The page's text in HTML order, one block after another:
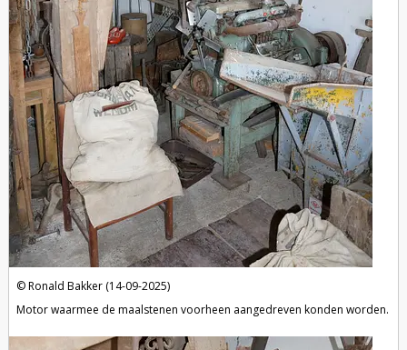
Ronald Bakker (14-09-2025)
Motor waarmee de maalstenen voorheen aangedreven konden worden.